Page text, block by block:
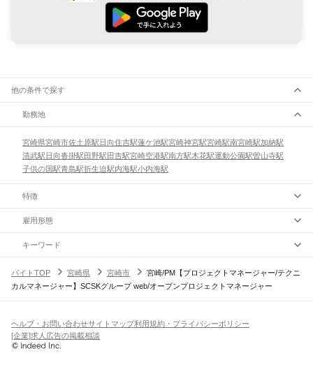
他の条件で探す
勤務地
宮崎県宮崎市佐土原駅 日向住吉駅蓮ケ池駅宮崎神宮駅宮崎駅南宮崎駅加納駅
清武駅 日向沓掛駅田野駅田吉駅宮崎空港駅南方駅木花駅運動公園駅曽山寺駅
子供の国駅青島駅折生迫駅内海駅小内海駅
特徴
雇用形態
キーワード
バイトTOP 宮崎県 宮崎市
宮崎/PM【プロジェクトマネージャー/テクニ
カルマネージャー】SCSKグループ web/オープンプロジェクトマネージャー
ヘルプ・お問い合わせサイトマップ利用規約・プライバシーポリシー
[企業]求人広告の掲載相談